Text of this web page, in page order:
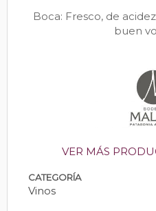
Boca: Fresco, de
buen
VER MÁS
CATEGORÍA
Vinos